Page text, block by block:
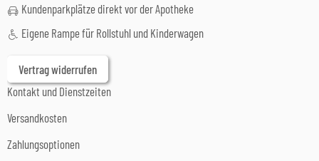
Kundenparkplätze direkt vor der Apotheke
Eigene Rampe für Rollstuhl und Kinderwagen
Vertrag widerrufen
Kontakt und Dienstzeiten
Versandkosten
Zahlungsoptionen